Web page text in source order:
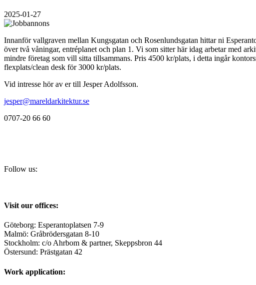
2025-01-27
Innanför vallgraven mellan Kungsgatan och Rosenlundsgatan hittar ni
över två våningar, entréplanet och plan 1. Vi som sitter här idag arbetar med
mindre företag som vill sitta tillsammans. Pris 4500 kr/plats, i detta ingår
flexplats/clean desk för 3000 kr/plats.
Vid intresse hör av er till Jesper Adolfsson.
jesper@mareldarkitektur.se
0707-20 66 60
Follow us:
Visit our offices:
Göteborg: Esperantoplatsen 7-9
Malmö: Gråbrödersgatan 8-10
Stockholm: c/o Ahrbom & partner, Skeppsbron 44
Östersund: Prästgatan 42
Work application: